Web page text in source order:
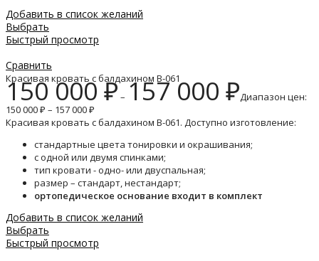
Добавить в список желаний
Выбрать
Быстрый просмотр
Сравнить
Красивая кровать с балдахином B-061
150 000₽– 157 000 ₽Диапазон цен:
150 000 ₽ – 157 000 ₽
Красивая кровать с балдахином B-061. Доступно изготовление:
стандартные цвета тонировки и окрашивания;
с одной или двумя спинками;
тип кровати - одно- или двуспальная;
размер – стандарт, нестандарт;
ортопедическое основание входит в комплект
Добавить в список желаний
Выбрать
Быстрый просмотр